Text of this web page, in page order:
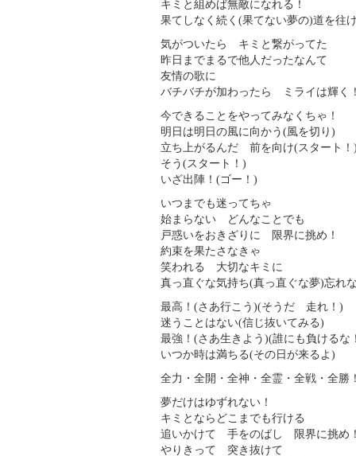
キミと組めば無敵になれる！
果てしなく続く(果てない夢の)道を往け
気がついたら キミと繋がってた
昨日までまるで他人だったなんて
友情の歌に
バチバチが加わったら ミライは輝く！
今できることをやってみなくちゃ！
明日は明日の風に向かう(風を切り)
立ち上がるんだ 前を向け(スタート！)
そう(スタート！)
いざ出陣！(ゴー！)
いつまでも迷ってちゃ
始まらない どんなことでも
戸惑いをおきざりに 限界に挑め！
約束を果たさなきゃ
笑われる 大切なキミに
真っ直ぐな気持ち(真っ直ぐな夢)忘れな
最高！(さあ行こう)(そうだ 走れ！)
迷うことはない(信じ抜いてみる)
最強！(さあ生きよう)(誰にも負けるな
いつか時は満ちる(その日が来るよ)
全力・全開・全神・全霊・全戦・全勝
夢だけはゆずれない！
キミとならどこまでも行ける
追いかけて 手をのばし 限界に挑め！
やりきって 突き抜けて